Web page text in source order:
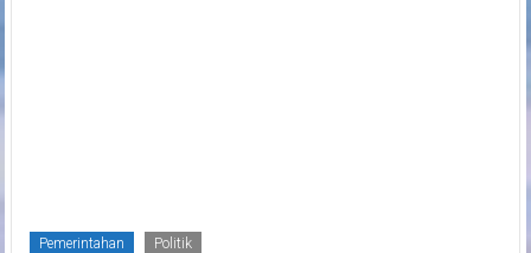
Pemerintahan Politik